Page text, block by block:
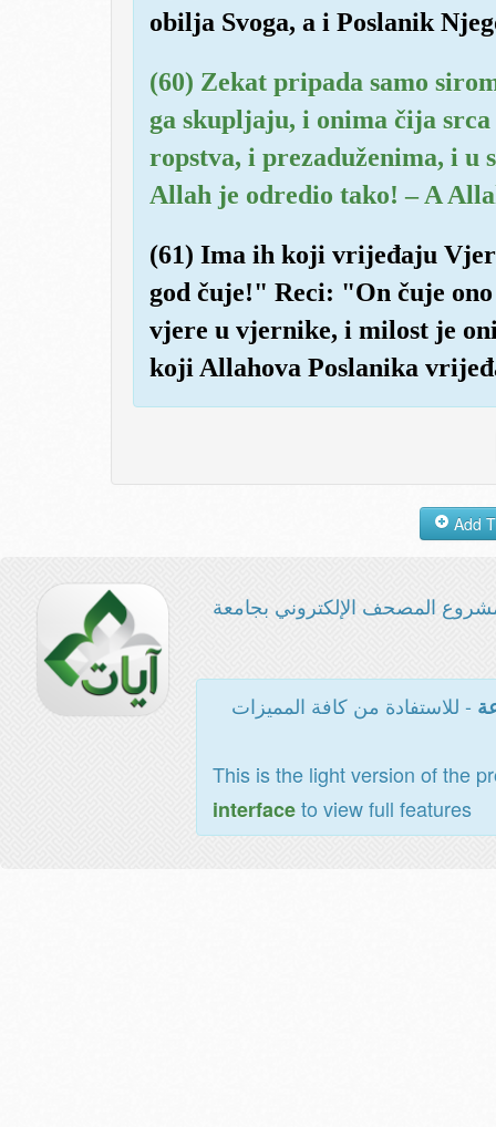
obilja Svoga, a i Poslanik
(60) Zekat pripada samo
ga skupljaju, i onima čija
ropstva, i prezaduženima, i u
Allah je odredio tako! – A
(61) Ima ih koji vrijeđaju
god čuje!" Reci: "On čuje
vjere u vjernike, i milost je
koji Allahova Poslanika
المصحف الإلكتروني بجامعة
- للاستفادة من كافة المميزات
This is the light version of the
interfaceto view full features